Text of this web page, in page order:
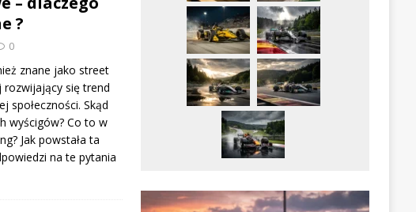
?
0
znane jako street
się trend
społeczności. Skąd
wyścigów? Co to w
Jak powstała ta
na te pytania